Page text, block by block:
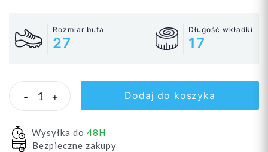
Rozmiar buta
27
Długość wkładki
17
- + Dodaj do koszyka
Wysyłka do 48H
Bezpieczne zakupy